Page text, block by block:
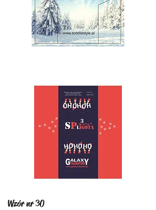
Wzór nr 30